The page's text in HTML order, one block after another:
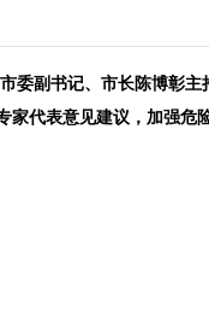
委副书记、市长陈博彰主持
家代表意见建议，加强